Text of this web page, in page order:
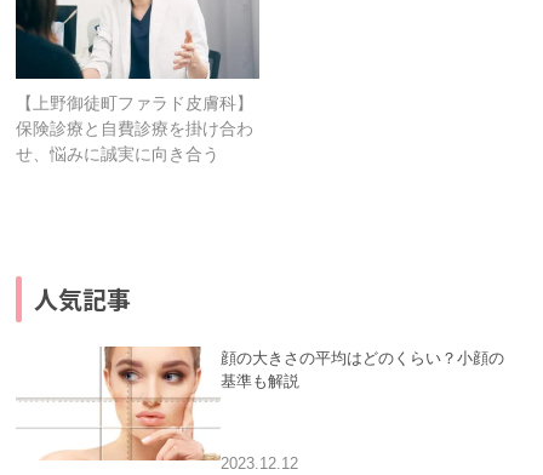
【上野御徒町ファラド皮膚科】
保険診療と自費診療を掛け合わ
せ、悩みに誠実に向き合う
人気記事
顔の大きさの平均はどのくらい？小顔の
基準も解説
2023.12.12